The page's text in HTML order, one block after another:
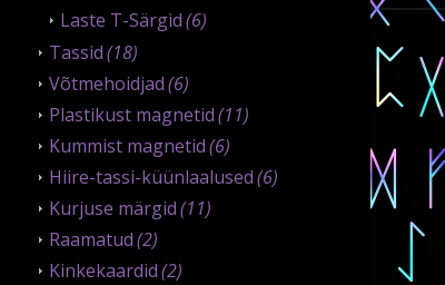
Laste T-Särgid(6)
Tassid(18)
Võtmehoidjad(6)
Plastikust magnetid(11)
Kummist magnetid(6)
Hiire-tassi-küünlaalused(6)
Kurjuse märgid(11)
Raamatud(2)
Kinkekaardid(2)